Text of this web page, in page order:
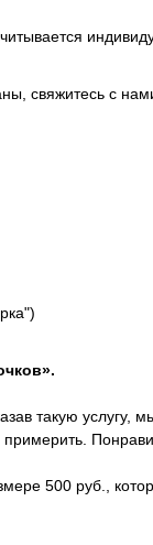
свяжитесь с
такую
500 руб.,